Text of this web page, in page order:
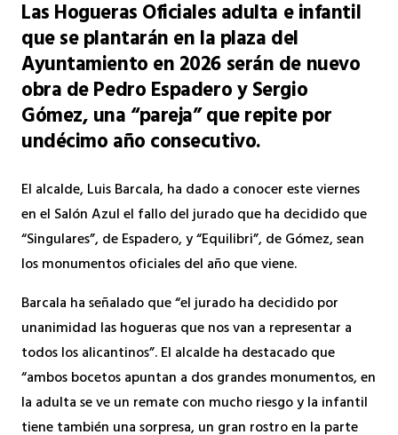
Las Hogueras Oficiales adulta e infantil
que se plantarán en la plaza del
Ayuntamiento en 2026 serán de nuevo
obra de Pedro Espadero y Sergio
Gómez, una “pareja” que repite por
undécimo año consecutivo.
El alcalde, Luis Barcala, ha dado a conocer este viernes
en el Salón Azul el fallo del jurado que ha decidido que
“Singulares”, de Espadero, y “Equilibri”, de Gómez, sean
los monumentos oficiales del año que viene.
Barcala ha señalado que “el jurado ha decidido por
unanimidad las hogueras que nos van a representar a
todos los alicantinos”. El alcalde ha destacado que
“ambos bocetos apuntan a dos grandes monumentos, en
la adulta se ve un remate con mucho riesgo y la infantil
tiene también una sorpresa, un gran rostro en la parte